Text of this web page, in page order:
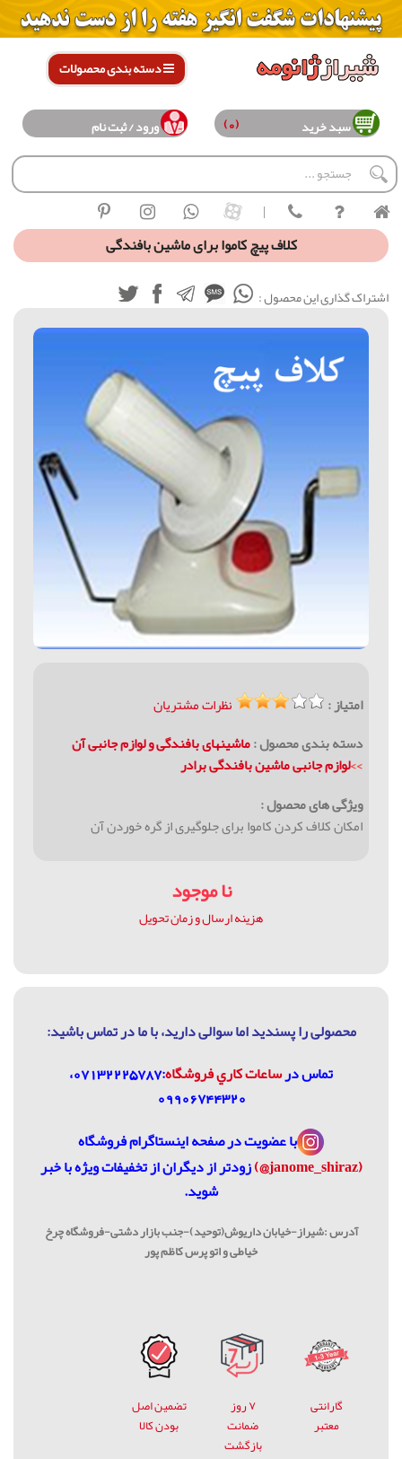
دسته بندی محصولات
سبد خرید (0) ورود / ثبت نام
|
کلاف پیچ کاموا برای ماشین بافندگی
اشتراک گذاری این محصول :
امتیاز :
نظرات مشتریان
دسته بندی محصول :ماشینهای بافندگی و لوازم جانبی آن
>>لوازم جانبی ماشین بافندگی برادر
ویژگی های محصول :
امکان کلاف کردن کاموا برای جلوگیری از گره خوردن آن
نا موجود
هزینه ارسال و زمان تحویل
محصولی را پسندید اما سوالی دارید، با ما در تماس باشيد:
تماس درساعات كاري فروشگاه
:07132225787،
09906744320
با عضویت درصفحه اینستاگرام فروشگاه
(janome_shiraz@)
زودتر از دیگران از تخفیفات ویژه با خبر
شوید.
آدرس :شیراز-خیابان داریوش(توحید)-جنب بازار دشتی-فروشگاه چرخ
خیاطی و اتو پرس کاظم پور
گارانتی
معتبر
۷ روز
ضمانت
بازگشت
تضمین اصل
بودن کالا